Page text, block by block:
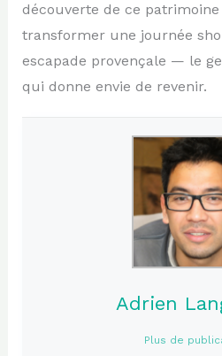
découverte de ce patrimoine
transformer une journée
escapade provençale — le
qui donne envie de revenir.
Adrien
Plus de